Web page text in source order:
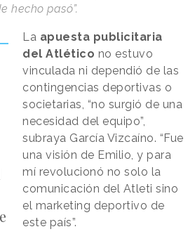
hecho pasó”.
La apuesta publicitaria
del Atlético no estuvo
vinculada ni dependió de las
contingencias deportivas o
societarias, “no surgió de una
necesidad del equipo”,
subraya García Vizcaíno. “Fue
una visión de Emilio, y para
mí revolucionó no solo la
comunicación del Atleti sino
el marketing deportivo de
este país”.